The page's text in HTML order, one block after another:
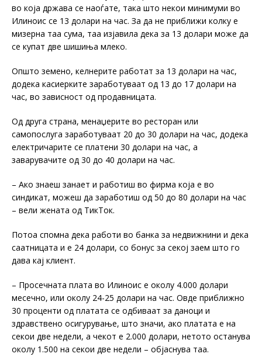
во која држава се наоѓате, така што некои минимуми во
Илиноис се 13 долари на час. За да не приближи колку е
мизерна таа сума, таа изјавила дека за 13 долари може да
се купат две шишиња млеко.
Општо земено, келнерите работат за 13 долари на час,
додека касиерките заработуваат од 13 до 17 долари на
час, во зависност од продавницата.
Од друга страна, менаџерите во ресторан или
самопослуга заработуваат 20 до 30 долари на час, додека
електричарите се платени 30 долари на час, а
заварувачите од 30 до 40 долари на час.
– Ако знаеш занает и работиш во фирма која е во
синдикат, можеш да заработиш од 50 до 80 долари на час
– вели жената од ТикТок.
Потоа спомна дека работи во банка за недвижнини и дека
саатницата и е 24 долари, со бонус за секој заем што го
дава кај клиент.
– Просечната плата во Илиноис е околу 4.000 долари
месечно, или околу 24-25 долари на час. Овде приближно
30 проценти од платата се одбиваат за даноци и
здравствено осигурување, што значи, ако платата е на
секои две недели, а чекот е 2.000 долари, нетото останува
околу 1.500 на секои две недели – објаснува таа.